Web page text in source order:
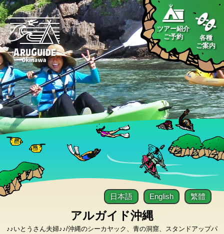
ツアー紹介
ご予約
各種
ご案内
アルガイド沖縄
♪♪いとうさん夫婦♪♪/沖縄のシーカヤック、青の洞窟、スタンドアップパ
日本語 English 繁體